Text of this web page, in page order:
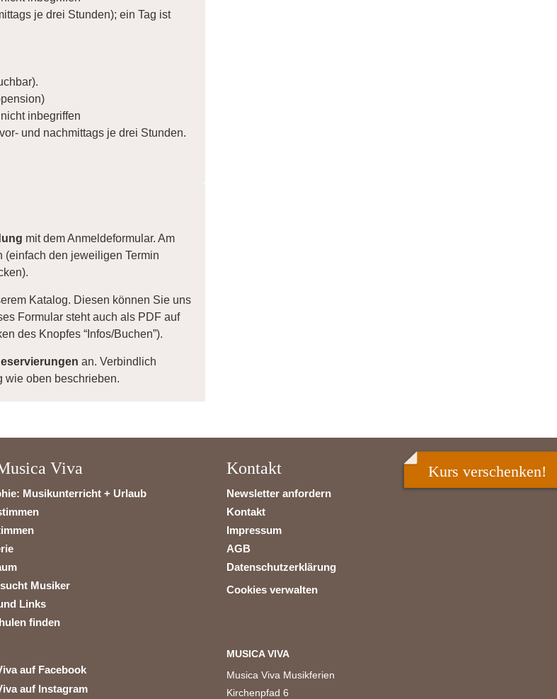
je drei Stunden); ein Tag ist
inbegriffen
und nachmittags je drei Stunden.
mit dem Anmeldeformular. Am
(einfach den jeweiligen Termin
Katalog. Diesen können Sie uns
Formular steht auch als PDF auf
des Knopfes “Infos/Buchen”).
an. Verbindlich
wie oben beschrieben.
Viva
Musikunterricht + Urlaub
Musiker
Links
finden
auf Facebook
auf Instagram
Kontakt
Newsletter anfordern
Kontakt
Impressum
AGB
Datenschutzerklärung
Cookies verwalten
MUSICA VIVA
Musica Viva Musikferien
Kirchenpfad 6
Kurs verschenken!